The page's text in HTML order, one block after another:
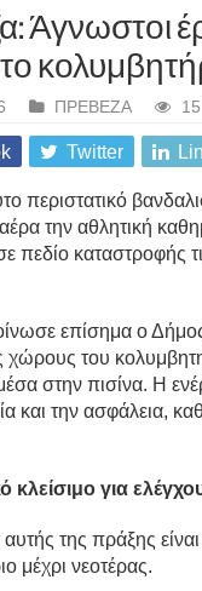
Άγνωστοι
το
ΠΡΕΒΕΖΑ
Twitter
περιστατικό
αέρα την αθλητική
πεδίο καταστροφής
επίσημα ο Δήμος
χώρους του
στην πισίνα. Η
και την ασφάλεια,
κλείσιμο για
της πράξης
μέχρι νεοτέρας.